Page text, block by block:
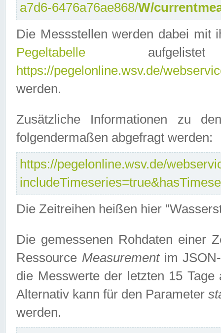
a7d6-6476a76ae868/W/
Die Messstellen werden dabei mit
Pegeltabelle
https://pegelonline.wsv.de/
werden.
Zusätzliche Informationen zu
folgendermaßen abgefragt werden:
https://pegelonline.wsv.de/
Die Zeitreihen heißen hier
Die gemessenen Rohdaten einer
Ressource Measurementim JSON-
die Messwerte der letzten 15
Alternativ kann für den Parameter
werden.